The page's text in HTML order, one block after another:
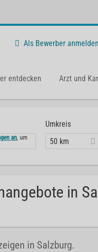
Als Bewerber anmelden
entdecken Arzt und
an, um
Umkreis
50 km
in
in Salzburg.